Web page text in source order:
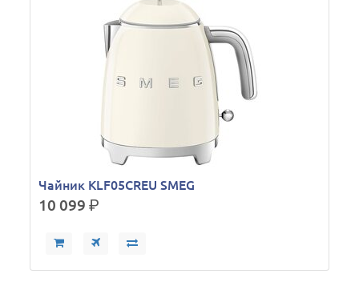
Чайник KLF05CREU SMEG
10 099р.